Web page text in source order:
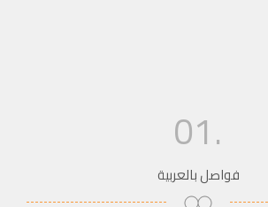
01.
فواصل بالعربية